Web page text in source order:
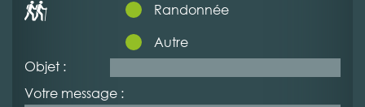
Randonnée
Autre
Objet :
Votre message :